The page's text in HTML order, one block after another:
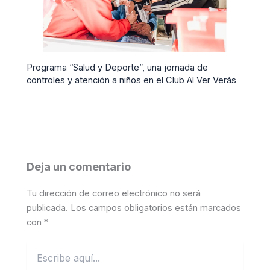
Programa “Salud y Deporte”, una jornada de
controles y atención a niños en el Club Al Ver Verás
Deja un comentario
Tu dirección de correo electrónico no será
publicada. Los campos obligatorios están marcados
con*
aquí...